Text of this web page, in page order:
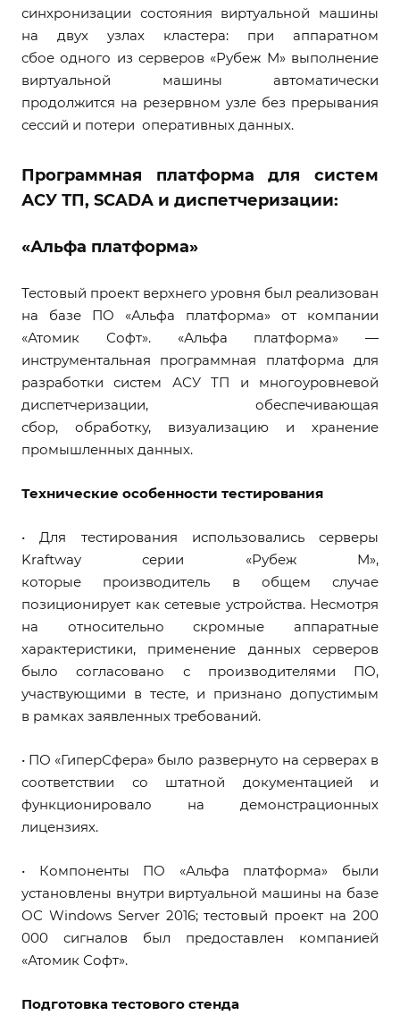
синхронизации состояния виртуальной машины
на двух узлах кластера: при аппаратном
сбое одного из серверов «Рубеж М» выполнение
виртуальной машины автоматически
продолжится на резервном узле без прерывания
сессий и потери оперативных данных.
Программная платформа для систем
АСУ ТП, SCADA и диспетчеризации:
«Альфа платформа»
Тестовый проект верхнего уровня был реализован
на базе ПО «Альфа платформа» от компании
«Атомик Софт». «Альфа платформа» —
инструментальная программная платформа для
разработки систем АСУ ТП и многоуровневой
диспетчеризации, обеспечивающая
сбор, обработку, визуализацию и хранение
промышленных данных.
Технические особенности тестирования
• Для тестирования использовались серверы
Kraftway серии «Рубеж М»,
которые производитель в общем случае
позиционирует как сетевые устройства. Несмотря
на относительно скромные аппаратные
характеристики, применение данных серверов
было согласовано с производителями ПО,
участвующими в тесте, и признано допустимым
в рамках заявленных требований.
• ПО «ГиперСфера» было развернуто на серверах в
соответствии со штатной документацией и
функционировало на демонстрационных
лицензиях.
• Компоненты ПО «Альфа платформа» были
установлены внутри виртуальной машины на базе
ОС Windows Server 2016; тестовый проект на 200
000 сигналов был предоставлен компанией
«Атомик Софт».
Подготовка тестового стенда